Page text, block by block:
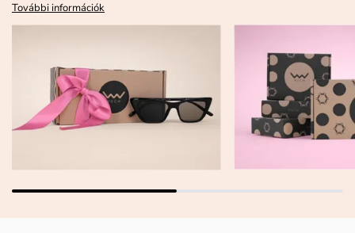
További információk